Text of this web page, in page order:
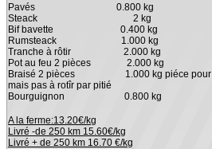
Pavés 0.800 kg
Steack 2 kg
Bif bavette 0.400 kg
Rumsteack 1.000 kg
Tranche à rôtir 2.000 kg
Pot au feu 2 pièces 2.000 kg
Braisé 2 pièces 1.000 kg piéce pour
mais pas à rotîr par pitié
Bourguignon
0.800 kg
A la ferme:13.20€/kg
Livré -de 250 km 15.60€/kg
Livré + de 250 km 16.70 €/kg